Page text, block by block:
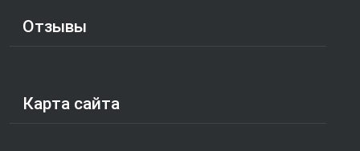
Отзывы
Карта сайта